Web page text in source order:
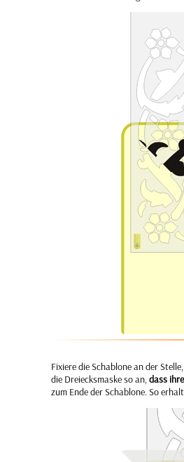
Fixiere die Schablone an der
die Dreiecksmaske so an, dass
zum Ende der Schablone. So